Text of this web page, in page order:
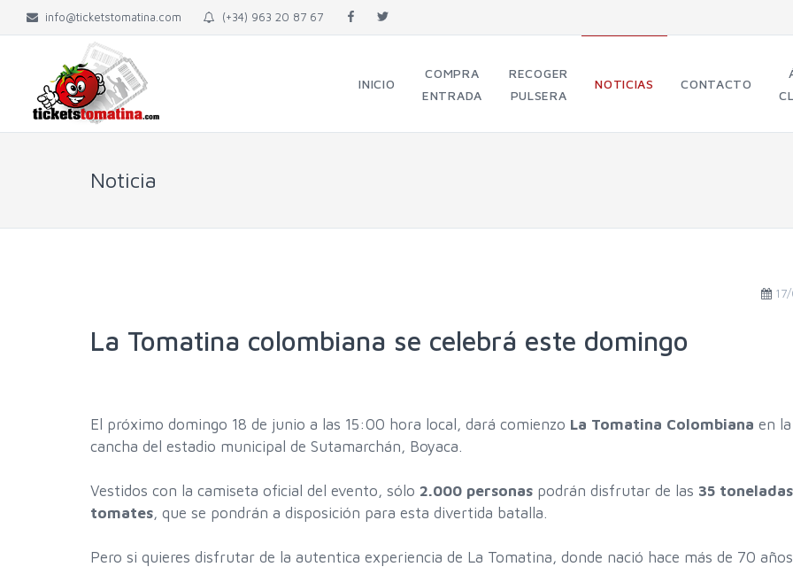
info@ticketstomatina.com (+34) 963 20 87 67
INICIO
COMPRA
ENTRADA
RECOGER
PULSERA
NOTICIAS CONTACTO
Noticia
La Tomatina colombiana se celebrá este domingo
El próximo domingo 18 de junio a las 15:00 hora local, dará comienzo La Tomatina Colombiana en la
cancha del estadio municipal de Sutamarchán, Boyaca.
Vestidos con la camiseta oficial del evento, sólo 2.000 personas podrán disfrutar de las 35
tomates, que se pondrán a disposición para esta divertida batalla.
Pero si quieres disfrutar de la autentica experiencia de La Tomatina, donde nació hace más de 70